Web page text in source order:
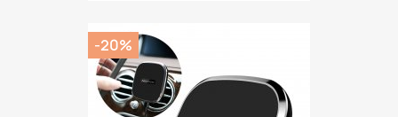
-20%